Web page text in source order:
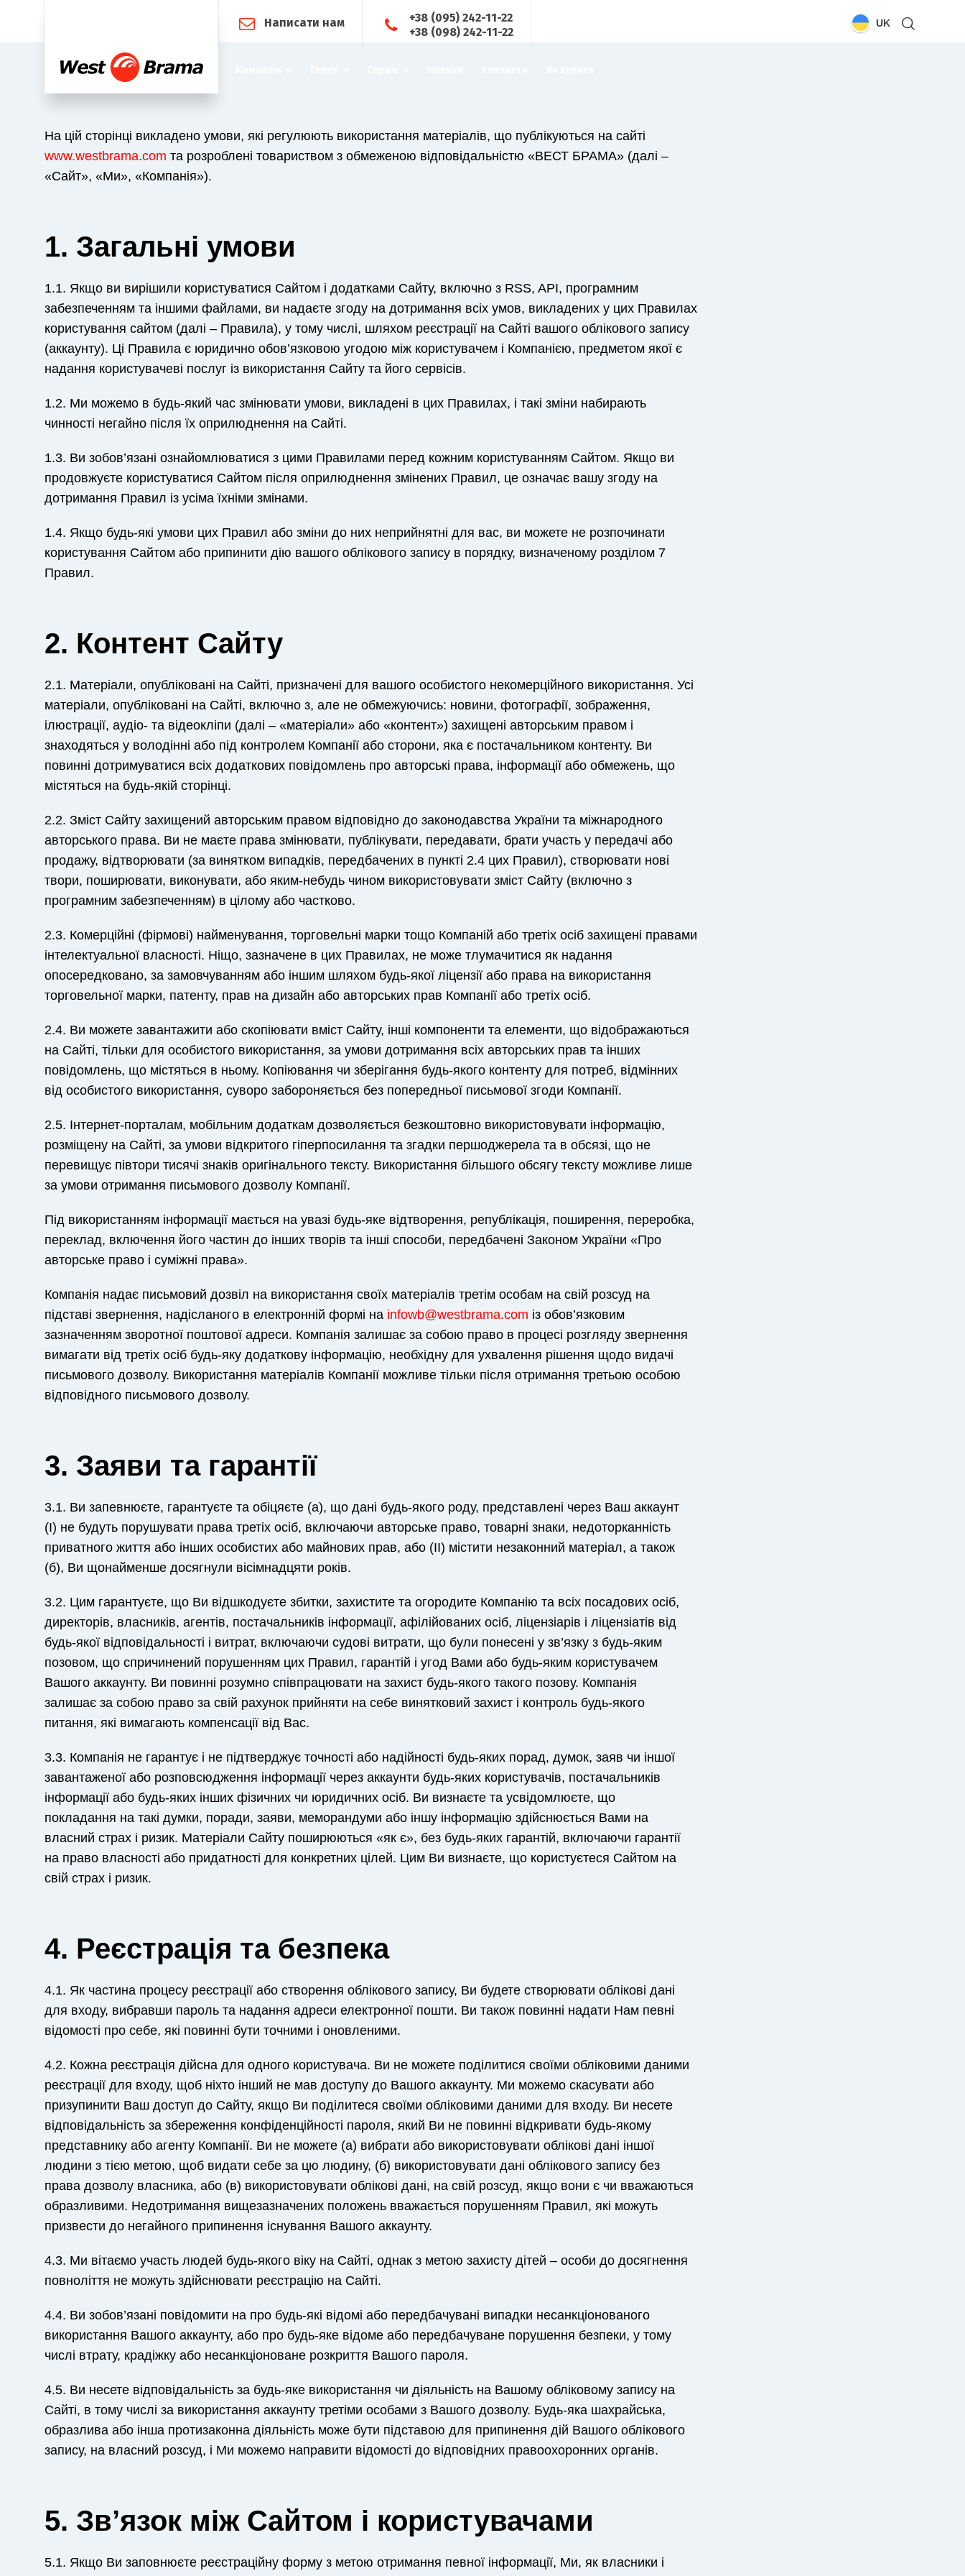
Написати нам
+38 (095) 242-11-22
+38 (098) 242-11-22
UK
На цій сторінці викладено умови, які регулюють використання матеріалів, що публікуються на сайті
www.westbrama.com та розроблені товариством з обмеженою відповідальністю «ВЕСТ БРАМА» (далі –
«Сайт», «Ми», «Компанія»).
1. Загальні умови
1.1. Якщо ви вирішили користуватися Сайтом і додатками Сайту, включно з RSS, API, програмним
забезпеченням та іншими файлами, ви надаєте згоду на дотримання всіх умов, викладених у цих Правилах
користування сайтом (далі – Правила), у тому числі, шляхом реєстрації на Сайті вашого облікового запису
(аккаунту). Ці Правила є юридично обов’язковою угодою між користувачем і Компанією, предметом якої є
надання користувачеві послуг із використання Сайту та його сервісів.
1.2. Ми можемо в будь-який час змінювати умови, викладені в цих Правилах, і такі зміни набирають
чинності негайно після їх оприлюднення на Сайті.
1.3. Ви зобов’язані ознайомлюватися з цими Правилами перед кожним користуванням Сайтом. Якщо ви
продовжуєте користуватися Сайтом після оприлюднення змінених Правил, це означає вашу згоду на
дотримання Правил із усіма їхніми змінами.
1.4. Якщо будь-які умови цих Правил або зміни до них неприйнятні для вас, ви можете не розпочинати
користування Сайтом або припинити дію вашого облікового запису в порядку, визначеному розділом 7
Правил.
2. Контент Сайту
2.1. Матеріали, опубліковані на Сайті, призначені для вашого особистого некомерційного використання. Усі
матеріали, опубліковані на Сайті, включно з, але не обмежуючись: новини, фотографії, зображення,
ілюстрації, аудіо- та відеокліпи (далі – «матеріали» або «контент») захищені авторським правом і
знаходяться у володінні або під контролем Компанії або сторони, яка є постачальником контенту. Ви
повинні дотримуватися всіх додаткових повідомлень про авторські права, інформації або обмежень, що
містяться на будь-якій сторінці.
2.2. Зміст Сайту захищений авторським правом відповідно до законодавства України та міжнародного
авторського права. Ви не маєте права змінювати, публікувати, передавати, брати участь у передачі або
продажу, відтворювати (за винятком випадків, передбачених в пункті 2.4 цих Правил), створювати нові
твори, поширювати, виконувати, або яким-небудь чином використовувати зміст Сайту (включно з
програмним забезпеченням) в цілому або частково.
2.3. Комерційні (фірмові) найменування, торговельні марки тощо Компаній або третіх осіб захищені правами
інтелектуальної власності. Ніщо, зазначене в цих Правилах, не може тлумачитися як надання
опосередковано, за замовчуванням або іншим шляхом будь-якої ліцензії або права на використання
торговельної марки, патенту, прав на дизайн або авторських прав Компанії або третіх осіб.
2.4. Ви можете завантажити або скопіювати вміст Сайту, інші компоненти та елементи, що відображаються
на Сайті, тільки для особистого використання, за умови дотримання всіх авторських прав та інших
повідомлень, що містяться в ньому. Копіювання чи зберігання будь-якого контенту для потреб, відмінних
від особистого використання, суворо забороняється без попередньої письмової згоди Компанії.
2.5. Інтернет-порталам, мобільним додаткам дозволяється безкоштовно використовувати інформацію,
розміщену на Сайті, за умови відкритого гіперпосилання та згадки першоджерела та в обсязі, що не
перевищує півтори тисячі знаків оригінального тексту. Використання більшого обсягу тексту можливе лише
за умови отримання письмового дозволу Компанії.
Під використанням інформації мається на увазі будь-яке відтворення, републікація, поширення, переробка,
переклад, включення його частин до інших творів та інші способи, передбачені Законом України «Про
авторське право і суміжні права».
Компанія надає письмовий дозвіл на використання своїх матеріалів третім особам на свій розсуд на
підставі звернення, надісланого в електронній формі на infowb@westbrama.com із обов’язковим
зазначенням зворотної поштової адреси. Компанія залишає за собою право в процесі розгляду звернення
вимагати від третіх осіб будь-яку додаткову інформацію, необхідну для ухвалення рішення щодо видачі
письмового дозволу. Використання матеріалів Компанії можливе тільки після отримання третьою особою
відповідного письмового дозволу.
3. Заяви та гарантії
3.1. Ви запевнюєте, гарантуєте та обіцяєте (а), що дані будь-якого роду, представлені через Ваш аккаунт
(І) не будуть порушувати права третіх осіб, включаючи авторське право, товарні знаки, недоторканність
приватного життя або інших особистих або майнових прав, або (II) містити незаконний матеріал, а також
(б), Ви щонайменше досягнули вісімнадцяти років.
3.2. Цим гарантуєте, що Ви відшкодуєте збитки, захистите та огородите Компанію та всіх посадових осіб,
директорів, власників, агентів, постачальників інформації, афілійованих осіб, ліцензіарів і ліцензіатів від
будь-якої відповідальності і витрат, включаючи судові витрати, що були понесені у зв’язку з будь-яким
позовом, що спричинений порушенням цих Правил, гарантій і угод Вами або будь-яким користувачем
Вашого аккаунту. Ви повинні розумно співпрацювати на захист будь-якого такого позову. Компанія
залишає за собою право за свій рахунок прийняти на себе винятковий захист і контроль будь-якого
питання, які вимагають компенсації від Вас.
3.3. Компанія не гарантує і не підтверджує точності або надійності будь-яких порад, думок, заяв чи іншої
завантаженої або розповсюдження інформації через аккаунти будь-яких користувачів, постачальників
інформації або будь-яких інших фізичних чи юридичних осіб. Ви визнаєте та усвідомлюєте, що
покладання на такі думки, поради, заяви, меморандуми або іншу інформацію здійснюється Вами на
власний страх і ризик. Матеріали Сайту поширюються «як є», без будь-яких гарантій, включаючи гарантії
на право власності або придатності для конкретних цілей. Цим Ви визнаєте, що користуєтеся Сайтом на
свій страх і ризик.
4. Реєстрація та безпека
4.1. Як частина процесу реєстрації або створення облікового запису, Ви будете створювати облікові дані
для входу, вибравши пароль та надання адреси електронної пошти. Ви також повинні надати Нам певні
відомості про себе, які повинні бути точними і оновленими.
4.2. Кожна реєстрація дійсна для одного користувача. Ви не можете поділитися своїми обліковими даними
реєстрації для входу, щоб ніхто інший не мав доступу до Вашого аккаунту. Ми можемо скасувати або
призупинити Ваш доступ до Сайту, якщо Ви поділитеся своїми обліковими даними для входу. Ви несете
відповідальність за збереження конфіденційності пароля, який Ви не повинні відкривати будь-якому
представнику або агенту Компанії. Ви не можете (а) вибрати або використовувати облікові дані іншої
людини з тією метою, щоб видати себе за цю людину, (б) використовувати дані облікового запису без
права дозволу власника, або (в) використовувати облікові дані, на свій розсуд, якщо вони є чи вважаються
образливими. Недотримання вищезазначених положень вважається порушенням Правил, які можуть
призвести до негайного припинення існування Вашого аккаунту.
4.3. Ми вітаємо участь людей будь-якого віку на Сайті, однак з метою захисту дітей – особи до досягнення
повноліття не можуть здійснювати реєстрацію на Сайті.
4.4. Ви зобов’язані повідомити на про будь-які відомі або передбачувані випадки несанкціонованого
використання Вашого аккаунту, або про будь-яке відоме або передбачуване порушення безпеки, у тому
числі втрату, крадіжку або несанкціоноване розкриття Вашого пароля.
4.5. Ви несете відповідальність за будь-яке використання чи діяльність на Вашому обліковому запису на
Сайті, в тому числі за використання аккаунту третіми особами з Вашого дозволу. Будь-яка шахрайська,
образлива або інша протизаконна діяльність може бути підставою для припинення дій Вашого облікового
запису, на власний розсуд, і Ми можемо направити відомості до відповідних правоохоронних органів.
5. Зв’язок між Сайтом і користувачами
5.1. Якщо Ви заповнюєте реєстраційну форму з метою отримання певної інформації, Ми, як власники і
Eng Укр